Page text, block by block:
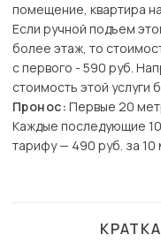
помещение, квартира
Если ручной подъем
более этаж, то
с первого - 590 руб.
стоимость этой услуги
Пронос: Первые 20
Каждые последующие
тарифу — 490 руб. за 10